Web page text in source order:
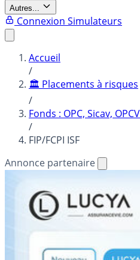
Autres...
Connexion Simulateurs
Accueil
/
🏛️ Placements à risques
/
Fonds : OPC, Sicav,
/
FIP/FCPI ISF
Annonce partenaire